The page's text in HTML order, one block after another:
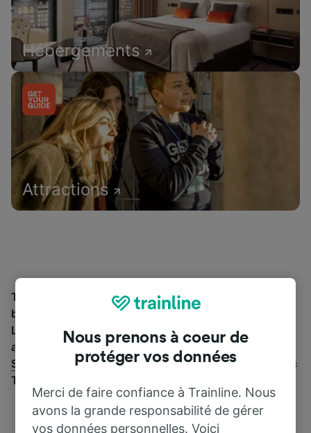
Hébergements
Attractions
Trouvez les informations essentielles et réservez vos
billets de train à partir de et jusqu'à St-Clément—
Lagraulière. Trainline vous emmène dans 45 pays
avec 270 compagnies ferroviaires et de bus, dont
SNCF
. Découvrez jusqu’où vous pouvez voyager avec
Trainline aujourd’hui.
Nous prenons à coeur de
protéger vos données
Merci de faire confiance à Trainline. Nous
avons la grande responsabilité de gérer
vos données personnelles. Voici